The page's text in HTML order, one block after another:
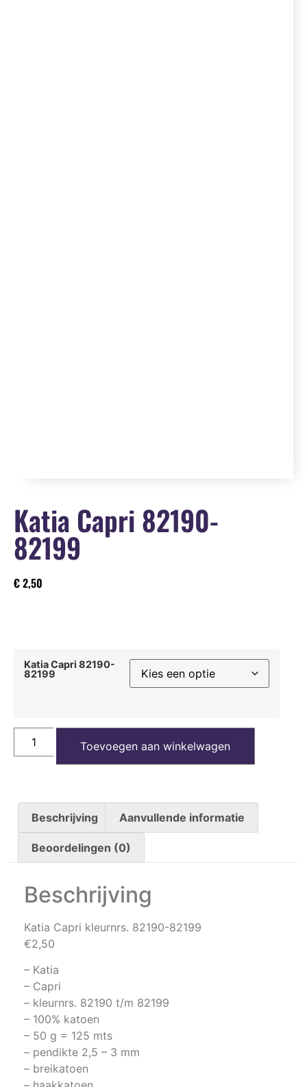
Katia Capri 82190-
82199
€2,50
Katia Capri 82190-
82199
Toevoegen aan winkelwagen
Beschrijving Aanvullende informatie
Beoordelingen (0)
Beschrijving
Katia Capri kleurnrs. 82190-82199
€2,50
– Katia
– Capri
– kleurnrs. 82190 t/m 82199
– 100% katoen
– 50 g = 125 mts
– pendikte 2,5 – 3 mm
– breikatoen